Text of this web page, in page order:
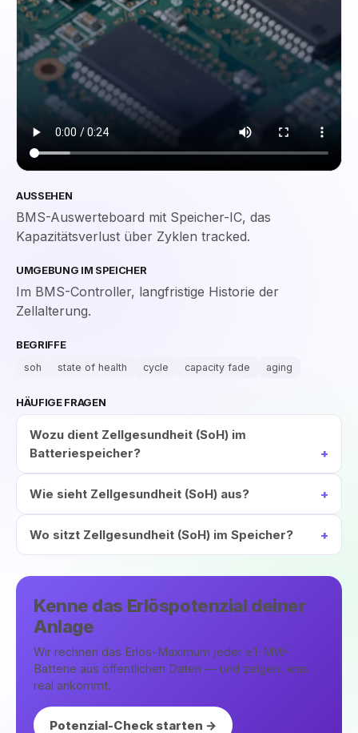
AUSSEHEN
BMS-Auswerteboard mit Speicher-IC, das
Kapazitätsverlust über Zyklen tracked.
UMGEBUNG IM SPEICHER
Im BMS-Controller, langfristige Historie der
Zellalterung.
BEGRIFFE
soh state of health cycle capacity fade aging
HÄUFIGE FRAGEN
Wozu dient Zellgesundheit (SoH) im
Batteriespeicher?
Wie sieht Zellgesundheit (SoH) aus?
Wo sitzt Zellgesundheit (SoH) im Speicher?
Kenne das Erlöspotenzial deiner
Anlage
Wir rechnen das Erlös-Maximum jeder ≥1-MW-
Batterie aus öffentlichen Daten — und zeigen, was
real ankommt.
Potenzial-Check starten →